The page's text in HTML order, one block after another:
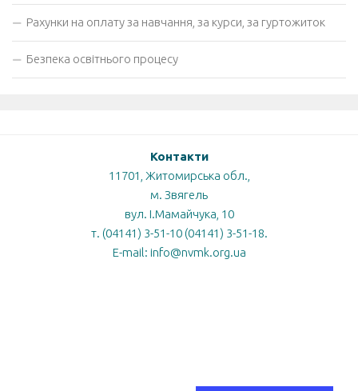
Рахунки на оплату за навчання, за курси, за гуртожиток
Безпека освітнього процесу
Контакти
11701, Житомирська обл.,
м. Звягель
вул. І.Мамайчука, 10
т. (04141) 3-51-10 (04141) 3-51-18.
E-mail: info@nvmk.org.ua